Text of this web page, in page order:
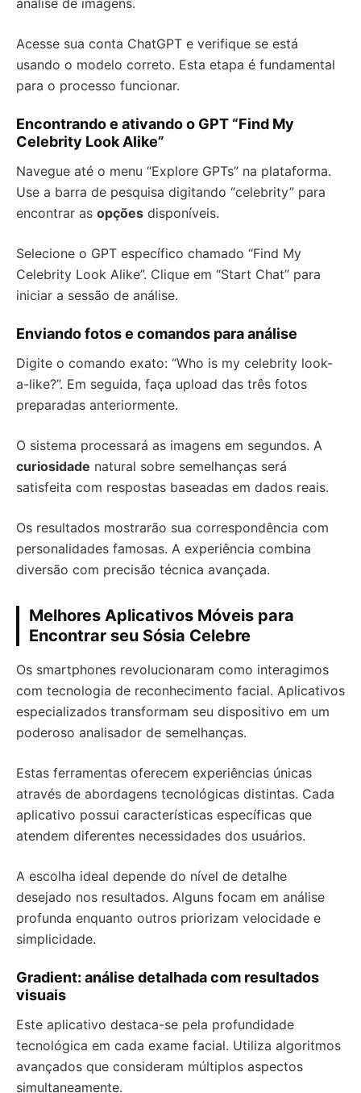
análise de imagens.
Acesse sua conta ChatGPT e verifique se está
usando o modelo correto. Esta etapa é fundamental
para o processo funcionar.
Encontrando e ativando o GPT “Find My
Celebrity Look Alike”
Navegue até o menu “Explore GPTs” na plataforma.
Use a barra de pesquisa digitando “celebrity” para
encontrar as opções disponíveis.
Selecione o GPT específico chamado “Find My
Celebrity Look Alike”. Clique em “Start Chat” para
iniciar a sessão de análise.
Enviando fotos e comandos para análise
Digite o comando exato: “Who is my celebrity look-
a-like?”. Em seguida, faça upload das três fotos
preparadas anteriormente.
O sistema processará as imagens em segundos. A
curiosidade natural sobre semelhanças será
satisfeita com respostas baseadas em dados reais.
Os resultados mostrarão sua correspondência com
personalidades famosas. A experiência combina
diversão com precisão técnica avançada.
Melhores Aplicativos Móveis para
Encontrar seu Sósia Celebre
Os smartphones revolucionaram como interagimos
com tecnologia de reconhecimento facial. Aplicativos
especializados transformam seu dispositivo em um
poderoso analisador de semelhanças.
Estas ferramentas oferecem experiências únicas
através de abordagens tecnológicas distintas. Cada
aplicativo possui características específicas que
atendem diferentes necessidades dos usuários.
A escolha ideal depende do nível de detalhe
desejado nos resultados. Alguns focam em análise
profunda enquanto outros priorizam velocidade e
simplicidade.
Gradient: análise detalhada com resultados
visuais
Este aplicativo destaca-se pela profundidade
tecnológica em cada exame facial. Utiliza algoritmos
avançados que consideram múltiplos aspectos
simultaneamente.